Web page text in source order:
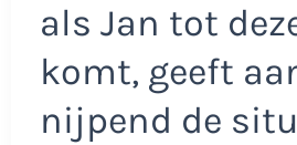
als Jan tot
komt, geeft
nijpend de